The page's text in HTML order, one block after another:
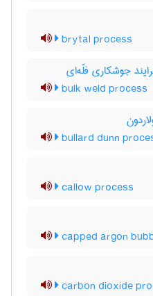
brytal process
جوشکاری فلّه‌ای
bulk weld process
bullard dunn
callow process
capped argon
carbon dioxide